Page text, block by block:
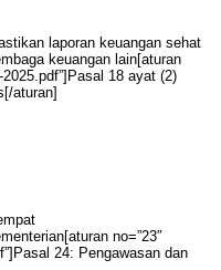
laporan keuangan sehat
keuangan lain[aturan
18 ayat (2)
aturan]
no=”23″
24: Pengawasan dan